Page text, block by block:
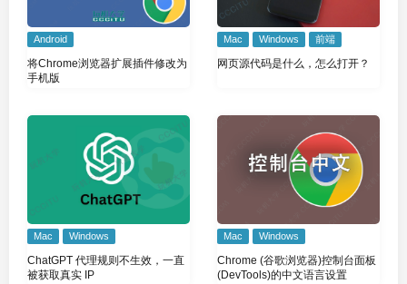
Android
将Chrome浏览器扩展插件修改为
手机版
Mac Windows 前端
网页源代码是什么，怎么打开？
Mac Windows
ChatGPT 代理规则不生效，一直
被获取真实 IP
Mac Windows
Chrome (谷歌浏览器)控制台面板
(DevTools)的中文语言设置